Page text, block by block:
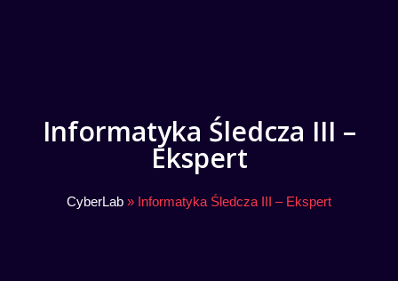
Informatyka Śledcza III –
Ekspert
CyberLab » Informatyka Śledcza III – Ekspert